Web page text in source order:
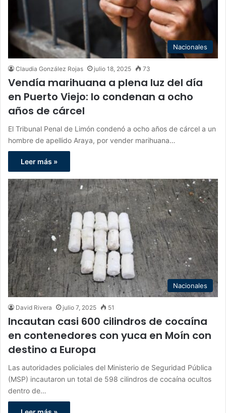
Nacionales
Claudia González Rojas julio 18, 2025 73
Vendía marihuana a plena luz del día
en Puerto Viejo: lo condenan a ocho
años de cárcel
El Tribunal Penal de Limón condenó a ocho años de cárcel a un
hombre de apellido Araya, por vender marihuana…
Leer más »
Nacionales
David Rivera julio 7, 2025 51
Incautan casi 600 cilindros de cocaína
en contenedores con yuca en Moín con
destino a Europa
Las autoridades policiales del Ministerio de Seguridad Pública
(MSP) incautaron un total de 598 cilindros de cocaína ocultos
dentro de…